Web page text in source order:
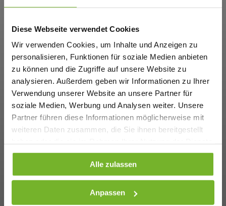
Diese Webseite verwendet Cookies
Wir verwenden Cookies, um Inhalte und Anzeigen zu
personalisieren, Funktionen für soziale Medien anbieten
zu können und die Zugriffe auf unsere Website zu
analysieren. Außerdem geben wir Informationen zu Ihrer
Verwendung unserer Website an unsere Partner für
soziale Medien, Werbung und Analysen weiter. Unsere
Partner führen diese Informationen möglicherweise mit
weiteren Daten zusammen, die Sie ihnen bereitgestellt
gesammelt haben. Weitere Informationen finden Sie auf
DatenschutzseiteAlle zulassen
Anpassen